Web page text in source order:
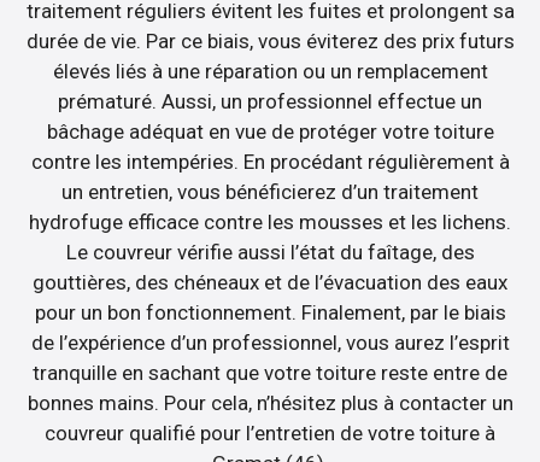
traitement réguliers évitent les fuites et prolongent sa
durée de vie. Par ce biais, vous éviterez des prix futurs
élevés liés à une réparation ou un remplacement
prématuré. Aussi, un professionnel effectue un
bâchage adéquat en vue de protéger votre toiture
contre les intempéries. En procédant régulièrement à
un entretien, vous bénéficierez d’un traitement
hydrofuge efficace contre les mousses et les lichens.
Le couvreur vérifie aussi l’état du faîtage, des
gouttières, des chéneaux et de l’évacuation des eaux
pour un bon fonctionnement. Finalement, par le biais
de l’expérience d’un professionnel, vous aurez l’esprit
tranquille en sachant que votre toiture reste entre de
bonnes mains. Pour cela, n’hésitez plus à contacter un
couvreur qualifié pour l’entretien de votre toiture à